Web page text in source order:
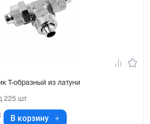
T-образный из латуни
225 шт
В корзину